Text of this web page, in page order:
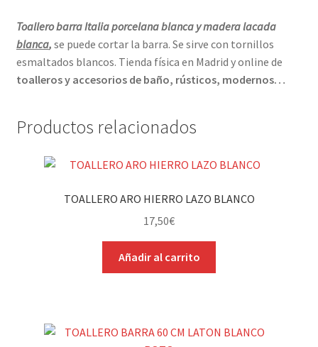
Toallero barra Italia porcelana blanca y madera lacada
blanca, se puede cortar la barra. Se sirve con tornillos
esmaltados blancos. Tienda física en Madrid y online de
toalleros y accesorios de baño, rústicos, modernos…
Productos relacionados
TOALLERO ARO HIERRO LAZO BLANCO
17,50€
Añadir al carrito